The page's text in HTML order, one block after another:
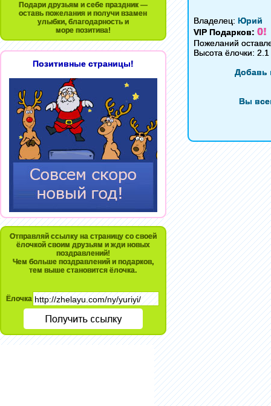
Подари друзьям и себе праздник —
оставь пожелания и получи взамен
улыбки, благодарность и
море позитива!
Позитивные страницы!
Отправляй ссылку на страницу со своей
ёлочкой своим друзьям и жди новых
поздравлений!
Чем больше поздравлений и подарков,
тем выше становится ёлочка.
Ёлочка
Владелец: Юрий
VIP Подарков: 0!
Пожеланий
Высота ёлочки:
Добавь
Вы